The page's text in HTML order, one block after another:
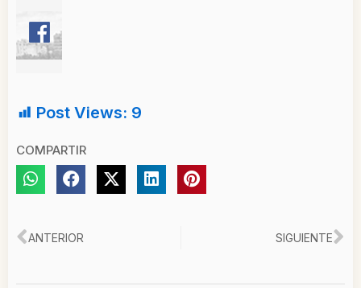
Post Views: 9
COMPARTIR
Ant
ANTERIOR SIGUIENTE